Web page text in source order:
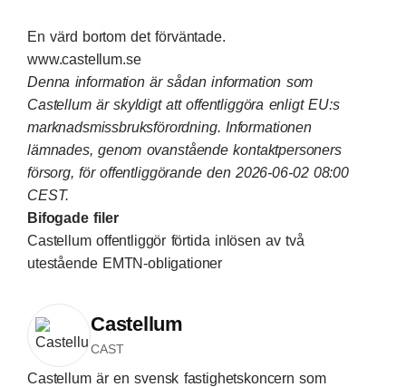
En värd bortom det förväntade.
www.castellum.se
Denna information är sådan information som
Castellum är skyldigt att offentliggöra enligt EU:s
marknadsmissbruksförordning. Informationen
lämnades, genom ovanstående kontaktpersoners
försorg, för offentliggörande den 2026-06-02 08:00
CEST.
Bifogade filer
Castellum offentliggör förtida inlösen av två
utestående EMTN-obligationer
Castellum
CAST
Castellum är en svensk fastighetskoncern som